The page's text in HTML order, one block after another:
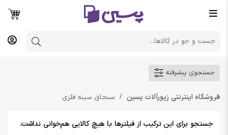
جستجوی پیشرفته
فروشگاه اینترنتی زیورآلات پسین سنجاق سینه فلزی
جستجو برای این ترکیب از فیلترها با هیچ کالایی هم‌خوانی نداشت.